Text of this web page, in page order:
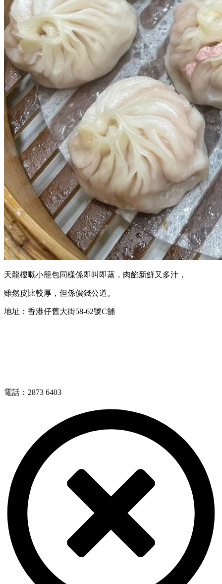
天龍樓嘅小籠包同樣係即叫即蒸，肉餡新鮮又多汁，
雖然皮比較厚，但係價錢公道。
地址：香港仔舊大街58-62號C舖
電話：2873 6403